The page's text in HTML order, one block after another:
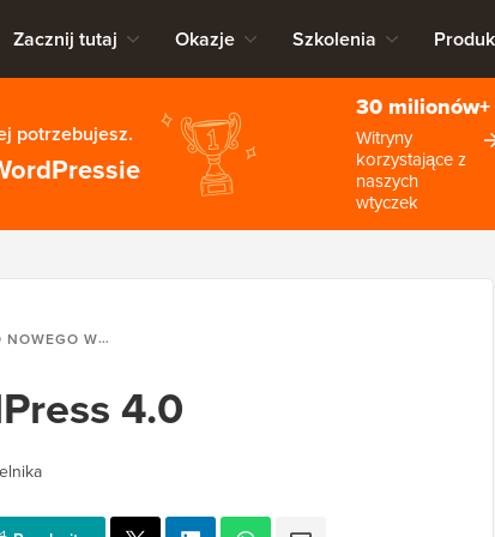
Zacznij tutaj Okazje Szkolenia
potrzebujesz.
30 milionów+
Witryny
korzystające z
naszych
wtyczek
W WORDPRESS 4.0
4.0